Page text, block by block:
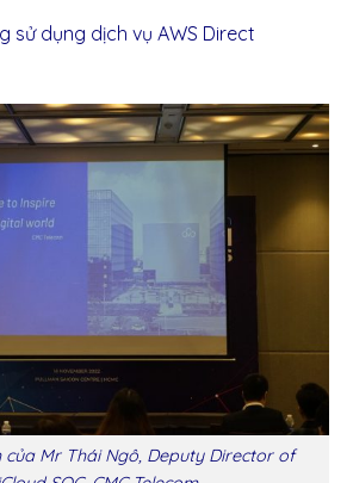
sử dụng dịch vụ AWS Direct
của Mr Thái Ngô, Deputy Director of